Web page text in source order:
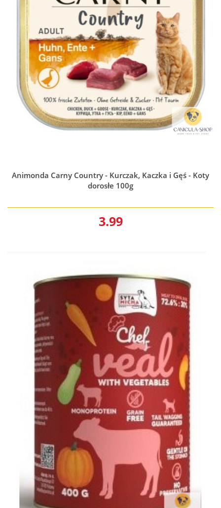
Animonda Carny Country - Kurczak, Kaczka i Gęś - Koty
dorosłe 100g
3.99